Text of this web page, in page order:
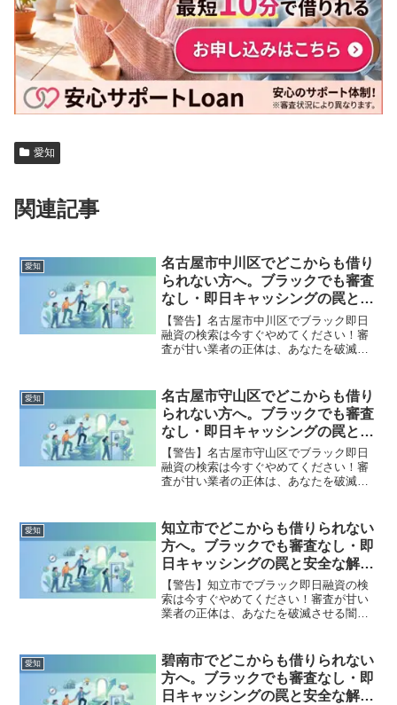
愛知
関連記事
愛知
名古屋市中川区でどこからも借り
られない方へ。ブラックでも審査
なし・即日キャッシングの罠と安
全な解決策
【警告】名古屋市中川区でブラック即日
融資の検索は今すぐやめてください！審
査が甘い業者の正体は、あなたを破滅さ
す。名古屋市中川区で違法業者を避け、
借金地獄から抜け出した方々の実体験と
確実な解決策を完全公開。
愛知
名古屋市守山区でどこからも借り
られない方へ。ブラックでも審査
なし・即日キャッシングの罠と安
全な解決策
【警告】名古屋市守山区でブラック即日
融資の検索は今すぐやめてください！審
査が甘い業者の正体は、あなたを破滅さ
す。名古屋市守山区で違法業者を避け、
借金地獄から抜け出した方々の実体験と
確実な解決策を完全公開。
愛知
知立市でどこからも借りられない
方へ。ブラックでも審査なし・即
日キャッシングの罠と安全な解決
策
【警告】知立市でブラック即日融資の検
索は今すぐやめてください！審査が甘い
業者の正体は、あなたを破滅させる闇金
市で違法業者を避け、借金地獄から抜け
出した方々の実体験と確実な解決策を完
全公開。
愛知
碧南市でどこからも借りられない
方へ。ブラックでも審査なし・即
日キャッシングの罠と安全な解決